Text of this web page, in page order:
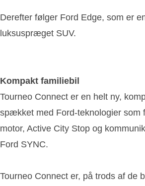
Derefter følger Ford Edge, som er
luksuspræget SUV.
Kompakt familiebil
Tourneo Connect er en helt ny,
spækket med Ford-teknologier som
motor, Active City Stop og
Ford SYNC.
Tourneo Connect er, på trods af de